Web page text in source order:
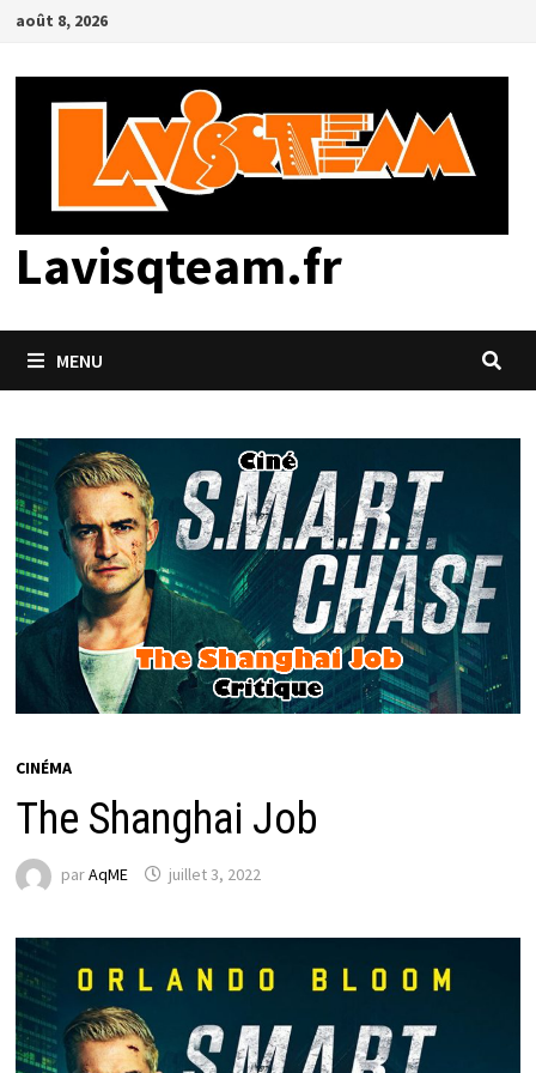
Passer
contenu
août 8, 2026
Lavisqteam.fr
MENU
CINÉMA
The Shanghai Job
parAqME juillet 3, 2022